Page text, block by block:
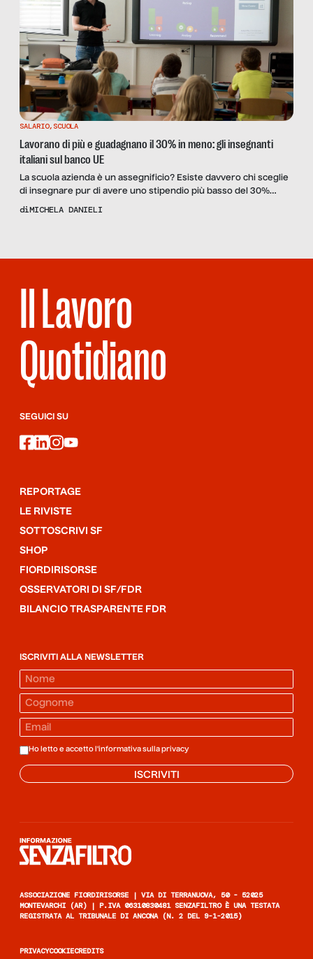
SALARIO, SCUOLA
Lavorano di più e guadagnano il 30% in meno: gli insegnanti
italiani sul banco UE
La scuola azienda è un assegnificio? Esiste davvero chi sceglie
di insegnare pur di avere uno stipendio più basso del 30%
rispetto alla media europea? Parliamo del ruolo dell’istituzione
diMICHELA DANIELI
Il Lavoro
Quotidiano
SEGUICI SU
facebook
linkedin
instagram
youtube
REPORTAGE
LE RIVISTE
SOTTOSCRIVI SF
SHOP
FIORDIRISORSE
OSSERVATORI DI SF/FDR
BILANCIO TRASPARENTE FDR
ISCRIVITI ALLA NEWSLETTER
Ho letto e accetto l'informativa sulla privacy
ISCRIVITI
ASSOCIAZIONE FIORDIRISORSE | VIA DI TERRANUOVA, 50 - 52025
MONTEVARCHI (AR) | P.IVA 06310830481 SENZAFILTRO È UNA TESTATA
REGISTRATA AL TRIBUNALE DI ANCONA (N. 2 DEL 9-1-2015)
PRIVACYCOOKIECREDITS